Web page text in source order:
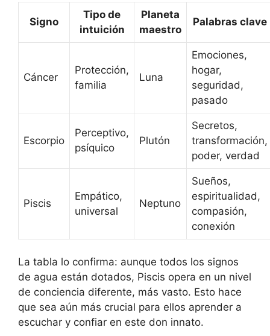
Signo
Tipo de
intuición
Planeta
maestro
Palabras clave
Cáncer
Protección,
familia
Luna
Emociones,
hogar,
seguridad,
pasado
Escorpio
Perceptivo,
psíquico
Plutón
Secretos,
transformación,
poder, verdad
Piscis
Empático,
universal
Neptuno
Sueños,
espiritualidad,
compasión,
conexión
La tabla lo confirma: aunque todos los signos
de agua están dotados, Piscis opera en un nivel
de conciencia diferente, más vasto. Esto hace
que sea aún más crucial para ellos aprender a
escuchar y confiar en este don innato.